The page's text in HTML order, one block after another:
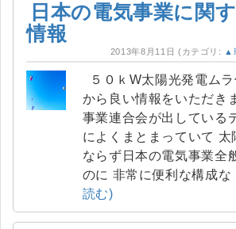
日本の電気事業に関
情報
2013年8月11日 (カテゴリ: ▲
から良い情報をいただきまし
事業連合会が出している
によくまとまっていて 太
ならず日本の電気事業全
のに 非常に便利な構成な
読む)